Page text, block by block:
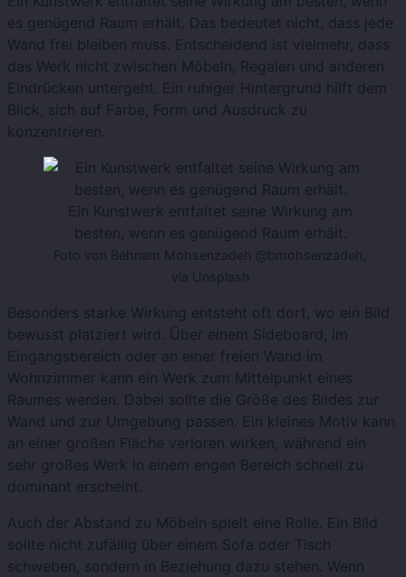
es genügend Raum erhält. Das bedeutet nicht, dass jede
Wand frei bleiben muss. Entscheidend ist vielmehr, dass
das Werk nicht zwischen Möbeln, Regalen und anderen
Eindrücken untergeht. Ein ruhiger Hintergrund hilft dem
Blick, sich auf Farbe, Form und Ausdruck zu
konzentrieren.
Ein Kunstwerk entfaltet seine Wirkung am
besten, wenn es genügend Raum erhält.
Foto von Behnam Mohsenzadeh @bmohsenzadeh,
via Unsplash
Besonders starke Wirkung entsteht oft dort, wo ein Bild
bewusst platziert wird. Über einem Sideboard, im
Eingangsbereich oder an einer freien Wand im
Wohnzimmer kann ein Werk zum Mittelpunkt eines
Raumes werden. Dabei sollte die Größe des Bildes zur
Wand und zur Umgebung passen. Ein kleines Motiv kann
an einer großen Fläche verloren wirken, während ein
sehr großes Werk in einem engen Bereich schnell zu
dominant erscheint.
Auch der Abstand zu Möbeln spielt eine Rolle. Ein Bild
sollte nicht zufällig über einem Sofa oder Tisch
schweben, sondern in Beziehung dazu stehen. Wenn